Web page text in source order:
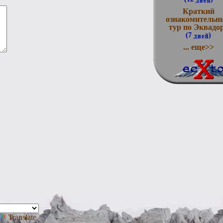
Краткий
тур по
(7 )
... еще>>
Translate